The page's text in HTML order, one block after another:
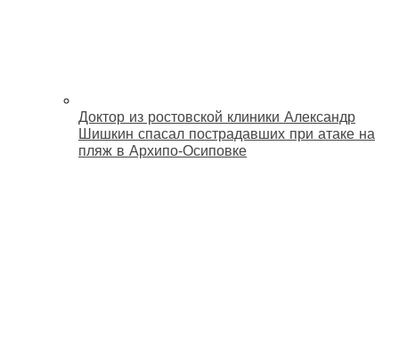
Доктор из ростовской клиники Александр
Шишкин спасал пострадавших при атаке на
пляж в Архипо‑Осиповке